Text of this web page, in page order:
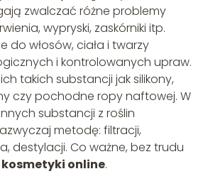
zwalczać różne problemy
wypryski, zaskórniki itp.
do włosów, ciała i twarzy
i kontrolowanych upraw.
takich substancji jak silikony,
czy pochodne ropy naftowej. W
substancji z roślin
metodę: filtracji,
destylacji. Co ważne, bez trudu
kosmetyki online.